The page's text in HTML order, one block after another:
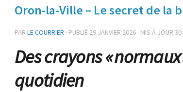
Oron-la-Ville – Le secret de la
PAR LE COURRIER · PUBLIÉ 29 JANVIER 2026 · MIS À JOUR 30
Des crayons «
quotidien